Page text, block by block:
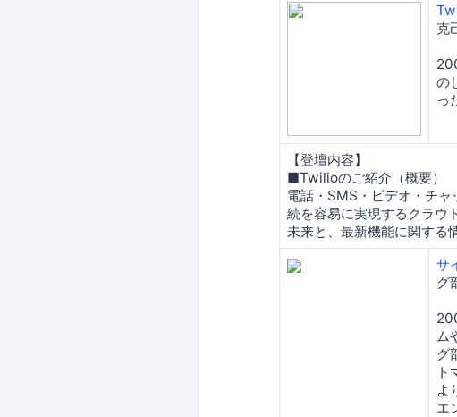
克
の
っ
【登壇内容】
■Twilioのご紹介（概要）
電話・SMS・ビデオ・チ
続を容易に実現するクラウ
未来と、最新機能に関する
サ
グ
ム
グ
ト
よ
エ